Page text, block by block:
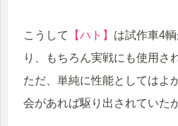
こうして 【ハト】 は試作車4
り、もちろん実戦にも使用さ
ただ、単純に性能としてはよ
会があれば駆り出されていた